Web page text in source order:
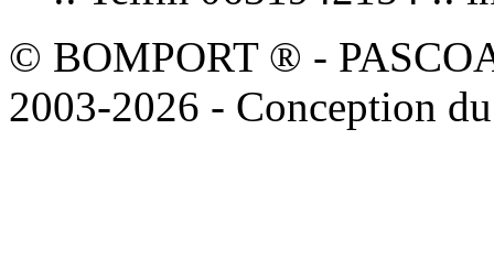
© BOMPORT ® -
2003-2026 - Conception